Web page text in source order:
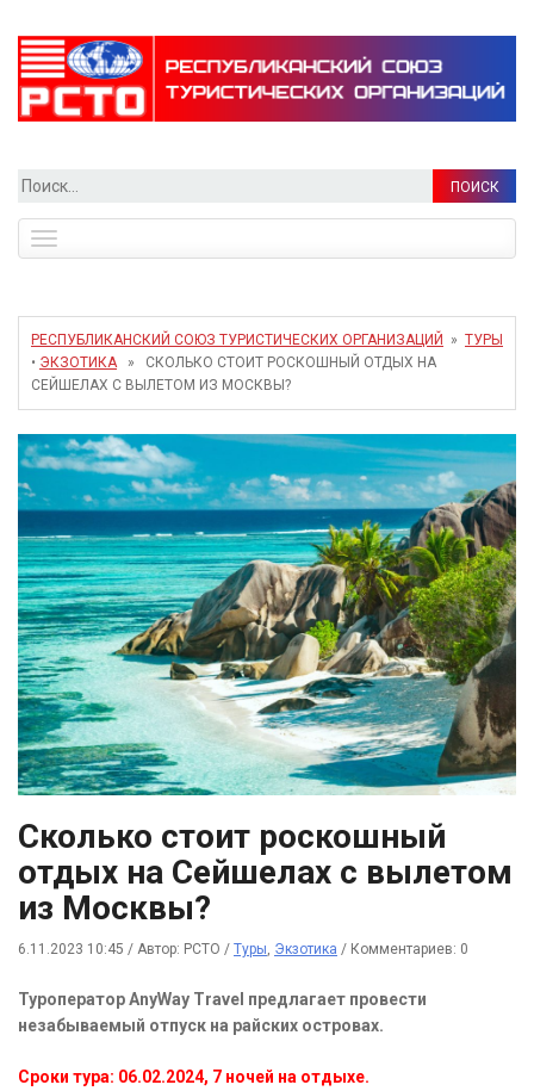
Найти:
navigation
РЕСПУБЛИКАНСКИЙ СОЮЗ ТУРИСТИЧЕСКИХ ОРГАНИЗАЦИЙ » ТУРЫ
• ЭКЗОТИКА» СКОЛЬКО СТОИТ РОСКОШНЫЙ ОТДЫХ НА
СЕЙШЕЛАХ С ВЫЛЕТОМ ИЗ МОСКВЫ?
Сколько стоит роскошный
отдых на Сейшелах с вылетом
из Москвы?
6.11.2023 10:45 / Автор: РСТО / Туры, Экзотика / Комментариев: 0
Туроператор AnyWay Travel предлагает провести
незабываемый отпуск на райских островах.
Сроки тура: 06.02.2024, 7 ночей на отдыхе.